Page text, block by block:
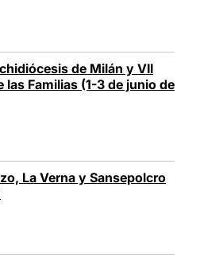
de Milán y VII
Familias (1-3 de junio de
La Verna y Sansepolcro